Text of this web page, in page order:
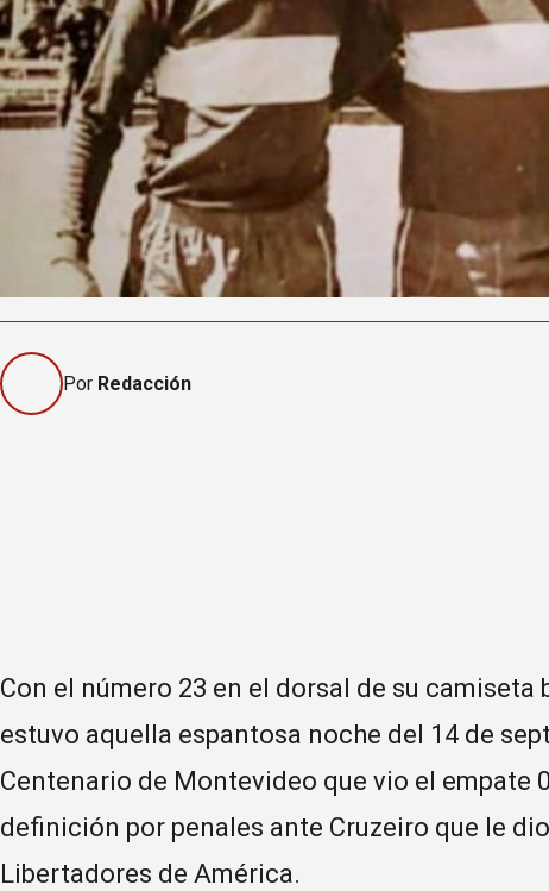
Por Redacción
Con el número 23 en el dorsal de su
estuvo aquella espantosa noche del 14 de
Centenario de Montevideo que vio el empate
definición por penales ante Cruzeiro que le
Libertadores de América.